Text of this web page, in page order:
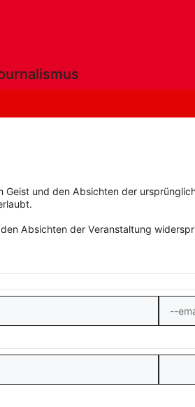
und den Absichten der
Absichten der Veranstaltung